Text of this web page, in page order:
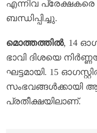
എന്നിവ
ബന്ധിപ്പിച്ചു.
മൊത്തത്തിൽ, 14
ഭാവി ദിശയെ
ഘട്ടമായി. 15
സംഭവങ്ങൾക്കായി
പ്രതീക്ഷയിലാണ്.